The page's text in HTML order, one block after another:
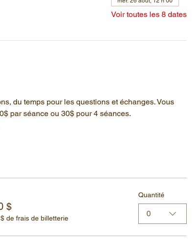
Voir toutes les 8 dates
du temps pour les questions et échanges. Vous
par séance ou 30$ pour 4 séances.
$
de frais de billetterie
Quantité
0